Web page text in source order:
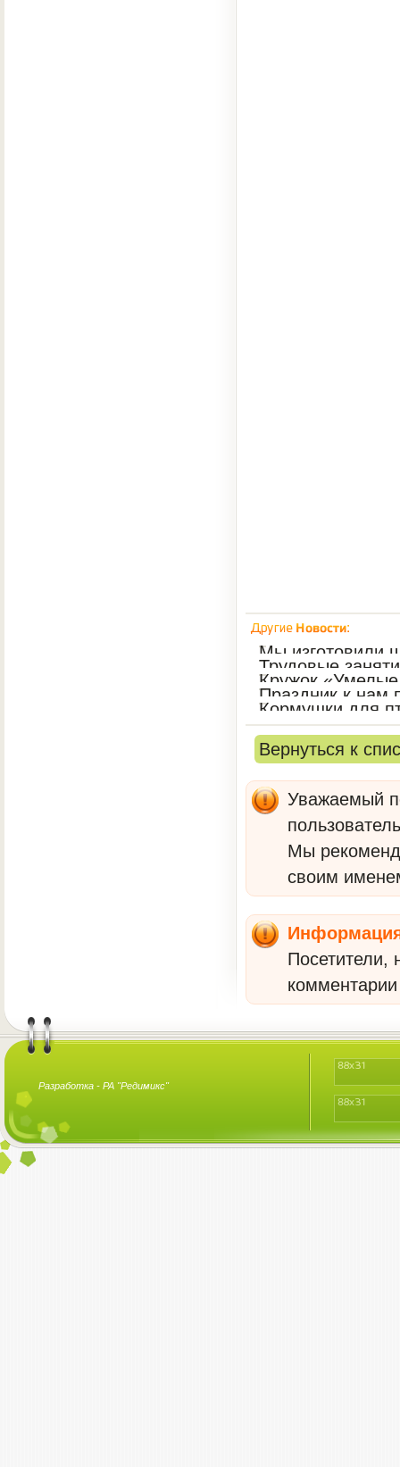
Мы изготовили
Трудовые
Кружок «Умелые
Праздник к нам
Кормушки для
Вернуться к
Уважаемый
Мы
своим
Посетители,
Разработка - РА "Редимикс"